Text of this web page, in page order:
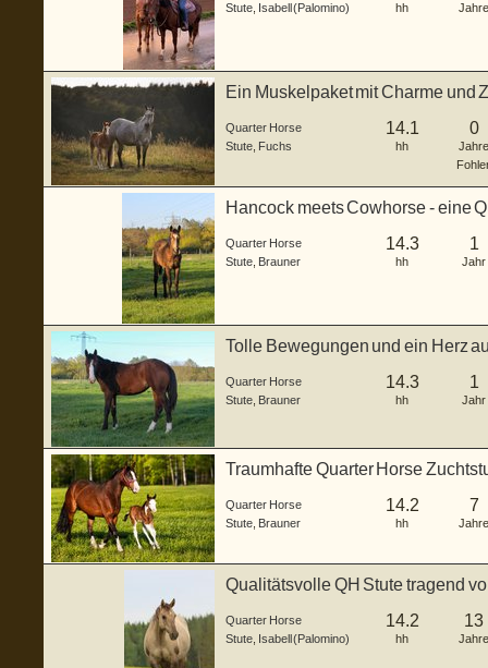
Stute Isabell (Palomino) hh Jahre
Ein Muskelpaket mit Charme und
Quarter Horse
Stute Fuchs
14.1
hh
0
Jahre
Hancock meets Cowhorse - eine
Quarter Horse
Stute Brauner
14.3
hh
1
Jahr
Tolle Bewegungen und ein Herz
Quarter Horse
Stute Brauner
14.3
hh
1
Jahr
Traumhafte Quarter Horse
Quarter Horse
Stute Brauner
14.2
hh
7
Jahre
Qualitätsvolle QH Stute tragend
Quarter Horse
Stute Isabell (Palomino)
14.2
hh
13
Jahre